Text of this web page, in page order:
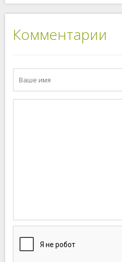
Комментарии